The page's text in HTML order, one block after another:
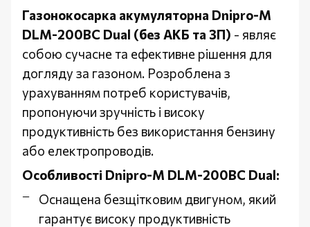
Газонокосарка акумуляторна Dnipro-M
DLM-200BC Dual (без АКБ та ЗП) - являє
собою сучасне та ефективне рішення для
догляду за газоном. Розроблена з
урахуванням потреб користувачів,
пропонуючи зручність і високу
продуктивність без використання бензину
або електропроводів.
Особливості Dnipro-M DLM-200BC Dual:
Оснащена безщітковим двигуном, який
гарантує високу продуктивність